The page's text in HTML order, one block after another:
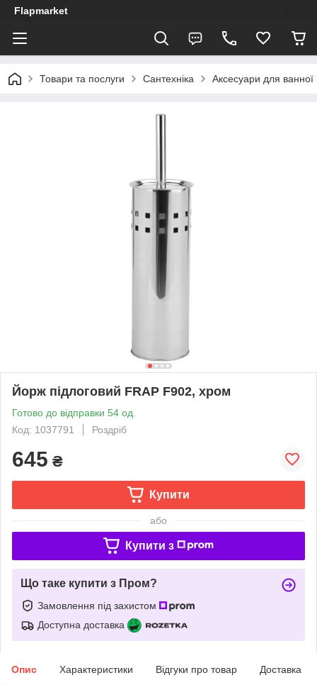
Flapmarket
Товари та послуги Сантехніка Аксесуари для ванної
Йорж підлоговий FRAP F902, хром
Готово до відправки 54 од.
Код: 1037791
Роздріб
645 ₴
Купити
або
Купити з
Що таке купити з Пром?
Замовлення під захистом
Доступна доставка
Опис Характеристики Відгуки про товар Доставка